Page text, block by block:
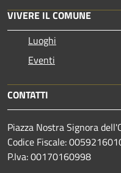
VIVERE IL COMUNE
Luoghi
Eventi
CONTATTI
Piazza Nostra Signora
Codice Fiscale:
P.Iva: 00170160998